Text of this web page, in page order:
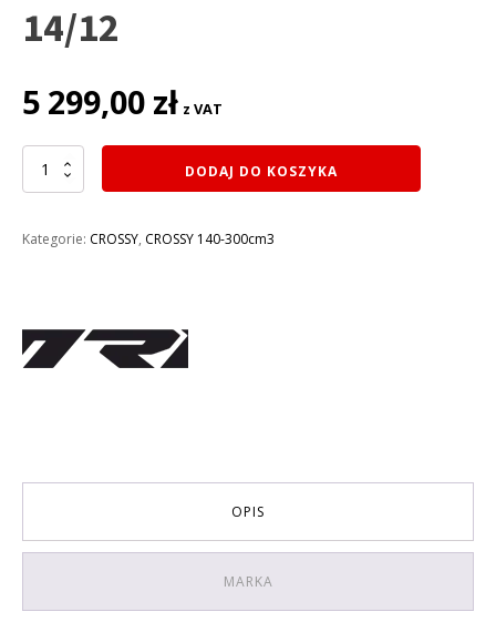
14/12
5 299,00 zł z VAT
ilość
CROSS
PIT
TTR
KOŁA
DODAJ DO KOSZYKA
Kategorie: CROSSY, CROSSY 140-300cm3
OPIS
MARKA